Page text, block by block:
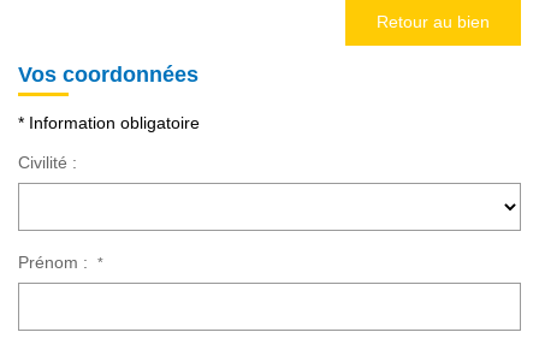
Retour au bien
Vos coordonnées
* Information obligatoire
Civilité :
Prénom : *